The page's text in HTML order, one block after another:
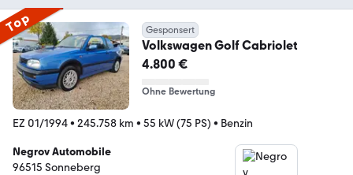
Top Gesponsert
Volkswagen Golf Cabriolet
4.800 €
Ohne Bewertung
EZ 01/1994• 245.758 km • 55 kW (75 PS) • Benzin
Negrov Automobile
96515 Sonneberg